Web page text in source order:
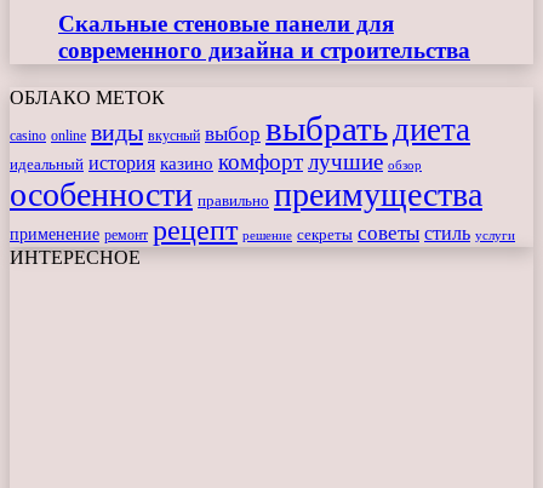
Скальные стеновые панели для
современного дизайна и строительства
ОБЛАКО МЕТОК
casino online виды вкусный выбор выбрать диета
идеальный история казино комфортлучшие обзор
особенности правильно преимущества
применение ремонт рецепт решение секреты советы стиль услуги
ИНТЕРЕСНОЕ